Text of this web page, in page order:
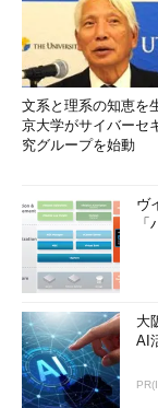
文系と理系の知恵
京大学がサイバーセ
究グループを始動
ヴ
大
AI